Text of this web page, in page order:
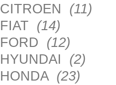
CITROEN (11)
FIAT (14)
FORD (12)
HYUNDAI (2)
HONDA (23)